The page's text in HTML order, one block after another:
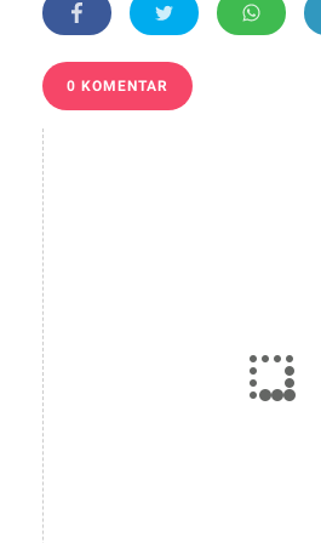
0 KOMENTAR